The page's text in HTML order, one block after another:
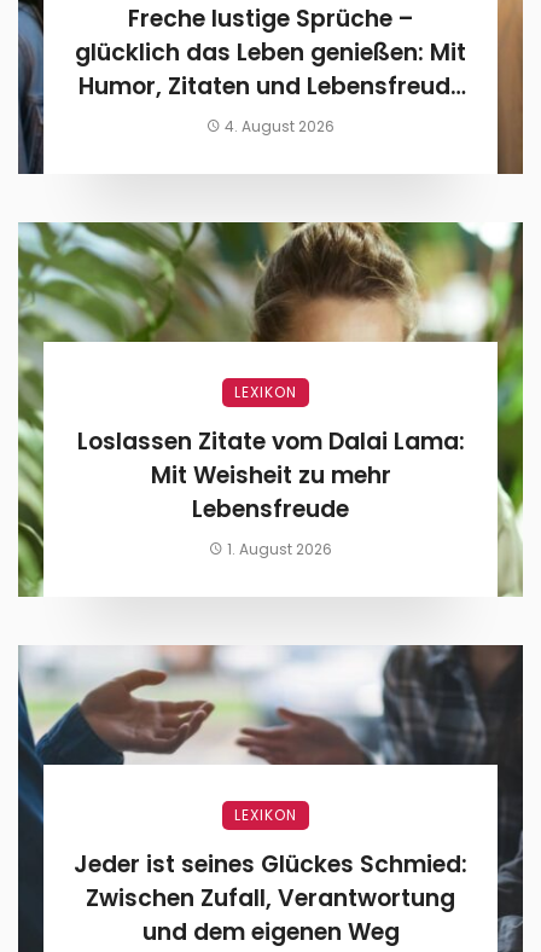
Freche lustige Sprüche –
glücklich das Leben genießen: Mit
Humor, Zitaten und Lebensfreude
den Alltag feiern
4. August 2026
LEXIKON
Loslassen Zitate vom Dalai Lama:
Mit Weisheit zu mehr
Lebensfreude
1. August 2026
LEXIKON
Jeder ist seines Glückes Schmied:
Zwischen Zufall, Verantwortung
und dem eigenen Weg